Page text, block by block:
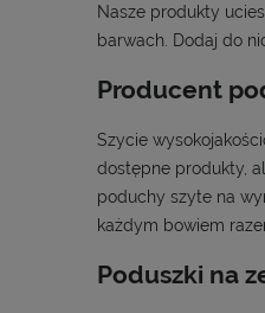
Nasze produkty
barwach. Dodaj do
Producent
Szycie
dostępne produkty,
poduchy szyte na
każdym bowiem
Poduszki na